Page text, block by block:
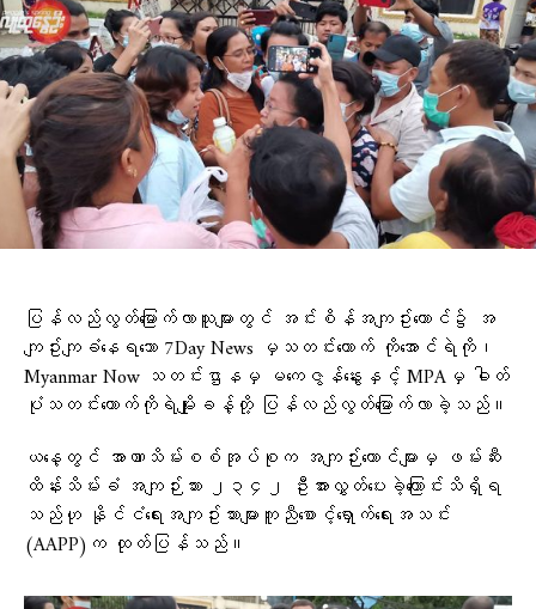
ပြန်လည်လွတ်​မြောက်လာသူများတွင် အင်းစိန်အကျဥ်း​ထောင်၌ အ
ကျဥ်းကျခံ​နေရ​သော 7Day News မှသတင်း​​ထောက် ကို​အောင်ရဲကို၊
Myanmar Now သတင်းဌာနမှ မ​ကေဇွန်​နွေးနှင့် MPAမှ ဓါတ်
ပုံသတင်း​​​ထောက်ကိုရဲမျိုးခန့်တို့ ပြန်လည်လွတ်​မြောက်လာခဲ့သည်။
ယနေ့တွင် အာဏာသိမ်းစစ်အုပ်စုက အကျဉ်းထောင်များမှ ဖမ်းဆီး
ထိန်းသိမ်းခံ အကျဉ်းသား ၂၃၄၂ ဦးအားလွှတ်ပေးခဲ့ကြောင်းသိရှိရ
သည်ဟု နိုင်ငံ​ရေးအကျဥ်းသားများကူညီ​စောင့်​ရှောက်​ရေးအသင်း
(AAPP)က ထုတ်ပြန်သည်။